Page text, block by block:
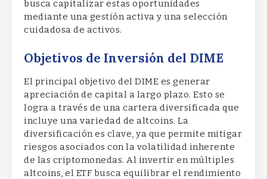
busca capitalizar estas oportunidades
mediante una gestión activa y una selección
cuidadosa de activos.
Objetivos de Inversión del DIME
El principal objetivo del DIME es generar
apreciación de capital a largo plazo. Esto se
logra a través de una cartera diversificada que
incluye una variedad de altcoins. La
diversificación es clave, ya que permite mitigar
riesgos asociados con la volatilidad inherente
de las criptomonedas. Al invertir en múltiples
altcoins, el ETF busca equilibrar el rendimiento